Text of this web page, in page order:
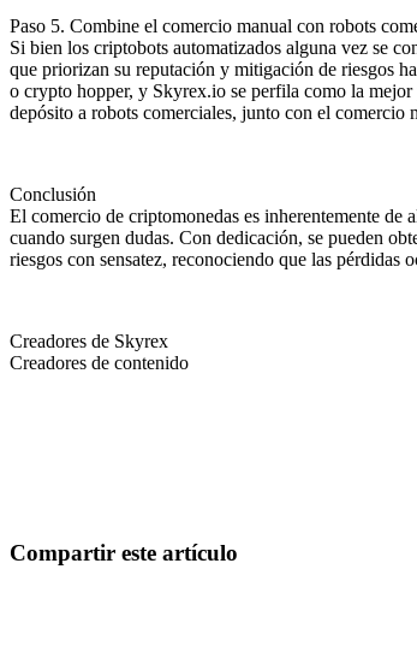
Paso 5. Combine el comercio manual con robots
Si bien los criptobots automatizados alguna vez se
que priorizan su reputación y mitigación de riesgos
o crypto hopper, y Skyrex.io se perfila como la
depósito a robots comerciales, junto con el comercio
Conclusión
El comercio de criptomonedas es inherentemente
cuando surgen dudas. Con dedicación, se pueden
riesgos con sensatez, reconociendo que las pérdidas
Creadores de Skyrex
Creadores de contenido
Compartir este artículo